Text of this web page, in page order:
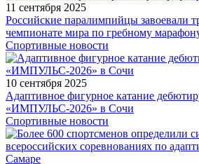
11 сентября 2025
Российские паралимпийцы завоевали
чемпионате мира по гребному
Спортивные новости
10 сентября 2025
Адаптивное фигурное катание
«ИМПУЛЬС-2026» в Сочи
Спортивные новости